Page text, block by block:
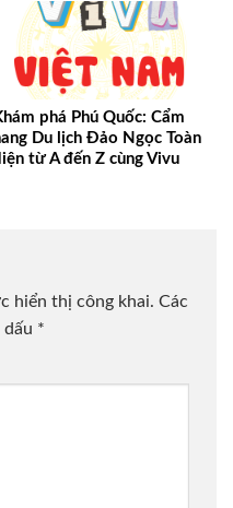
phá Phú Quốc: Cẩm
Du lịch Đảo Ngọc Toàn
từ A đến Z cùng Vivu
hiển thị công khai. Các
*